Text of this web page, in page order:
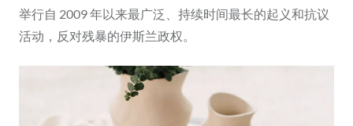
举行自 2009 年以来最广泛、持续时间最长的起义和抗议
活动，反对残暴的伊斯兰政权。